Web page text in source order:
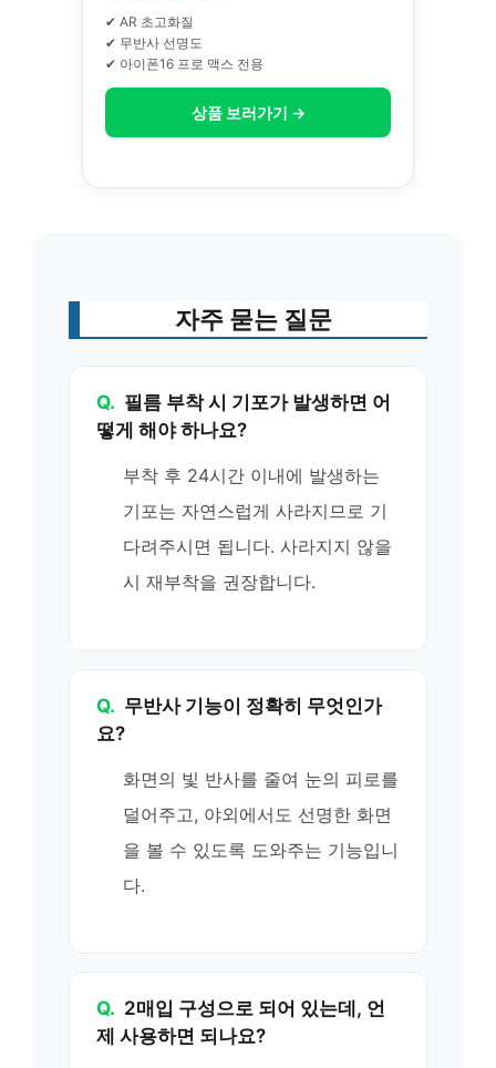
✔ AR 초고화질
✔ 무반사 선명도
✔ 아이폰16 프로 맥스 전용
상품 보러가기 →
자주 묻는 질문
Q. 필름 부착 시 기포가 발생하면 어
떻게 해야 하나요?
부착 후 24시간 이내에 발생하는
기포는 자연스럽게 사라지므로 기
다려주시면 됩니다. 사라지지 않을
시 재부착을 권장합니다.
Q. 무반사 기능이 정확히 무엇인가
요?
화면의 빛 반사를 줄여 눈의 피로를
덜어주고, 야외에서도 선명한 화면
을 볼 수 있도록 도와주는 기능입니
다.
Q. 2매입 구성으로 되어 있는데, 언
제 사용하면 되나요?